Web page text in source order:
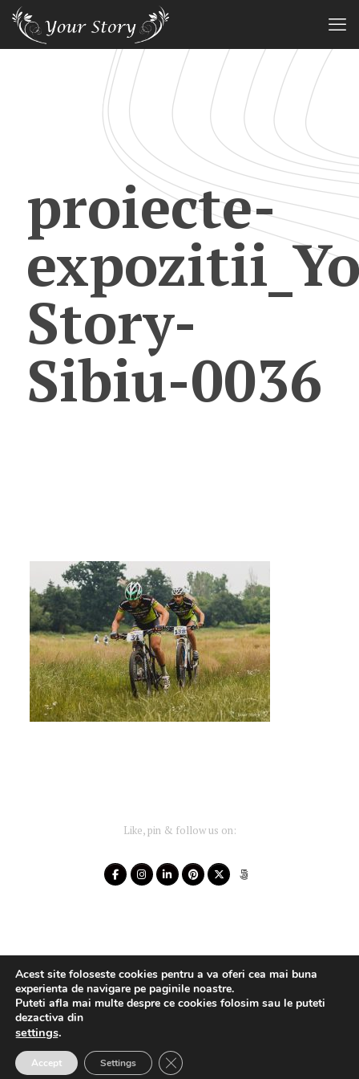
proiecte-
Story-
Sibiu-0036
Like, pin & follow us on:
Acest site foloseste cookies pentru a va oferi cea mai buna
experienta de navigare pe paginile noastre.
Puteti afla mai multe despre ce cookies folosim sau le puteti
dezactiva din
settings.
Accept Settings Close GDPR Cookie Banner